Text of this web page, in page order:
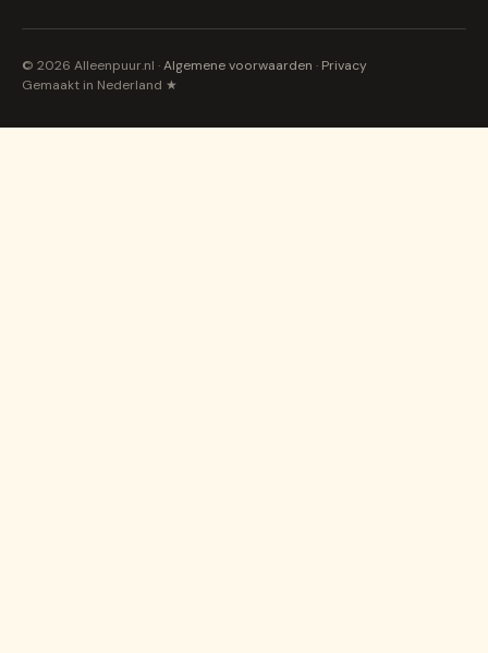
© 2026 Alleenpuur.nl ·Algemene voorwaarden · Privacy
Gemaakt in Nederland ★